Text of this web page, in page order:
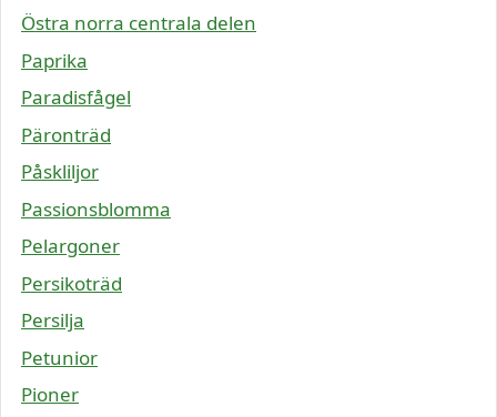
Östra norra centrala delen
Paprika
Paradisfågel
Päronträd
Påskliljor
Passionsblomma
Pelargoner
Persikoträd
Persilja
Petunior
Pioner